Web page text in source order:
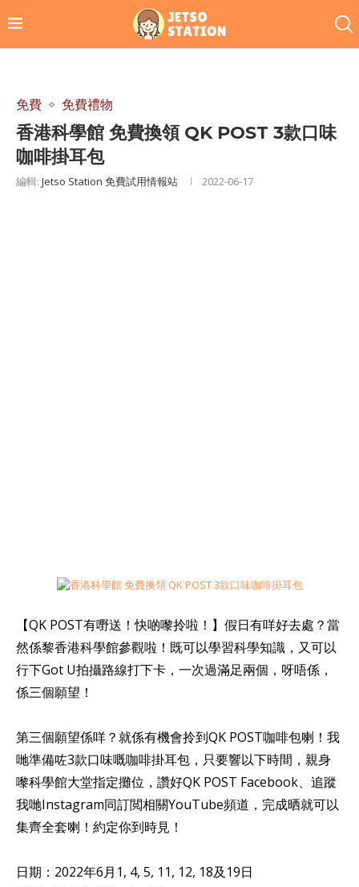
免費 免費禮物
香港科學館 免費換領 QK POST 3款口味
咖啡掛耳包
編輯: Jetso Station 免費試用情報站 2022-06-17
【QK POST有嘢送！快啲嚟拎啦！】假日有咩好去處？當
然係黎香港科學館參觀啦！既可以學習科學知識，又可以
行下Got U拍攝路線打下卡，一次過滿足兩個，呀唔係，
係三個願望！
第三個願望係咩？就係有機會拎到QK POST咖啡包喇！我
哋準備咗3款口味嘅咖啡掛耳包，只要響以下時間，親身
嚟科學館大堂指定攤位，讚好QK POST Facebook、追蹤
我哋Instagram同訂閲相關YouTube頻道，完成晒就可以
集齊全套喇！約定你到時見！
日期：2022年6月1, 4, 5, 11, 12, 18及19日